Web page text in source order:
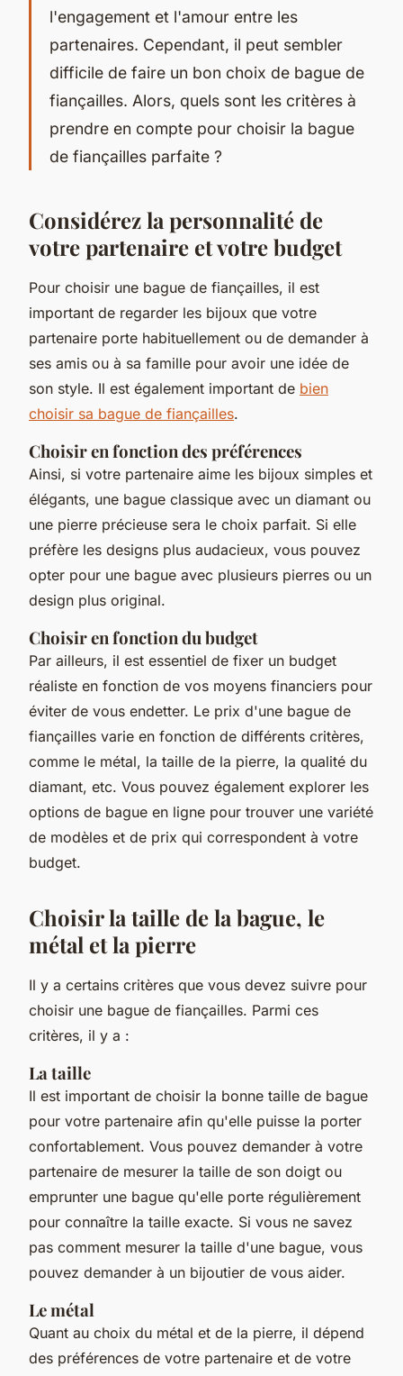
l'engagement et l'amour entre les
partenaires. Cependant, il peut sembler
difficile de faire un bon choix de bague de
fiançailles. Alors, quels sont les critères à
prendre en compte pour choisir la bague
de fiançailles parfaite ?
Considérez la personnalité de
votre partenaire et votre budget
Pour choisir une bague de fiançailles, il est
important de regarder les bijoux que votre
partenaire porte habituellement ou de demander à
ses amis ou à sa famille pour avoir une idée de
son style. Il est également important de bien
choisir sa bague de fiançailles.
Choisir en fonction des préférences
Ainsi, si votre partenaire aime les bijoux simples et
élégants, une bague classique avec un diamant ou
une pierre précieuse sera le choix parfait. Si elle
préfère les designs plus audacieux, vous pouvez
opter pour une bague avec plusieurs pierres ou un
design plus original.
Choisir en fonction du budget
Par ailleurs, il est essentiel de fixer un budget
réaliste en fonction de vos moyens financiers pour
éviter de vous endetter. Le prix d'une bague de
fiançailles varie en fonction de différents critères,
comme le métal, la taille de la pierre, la qualité du
diamant, etc. Vous pouvez également explorer les
options de bague en ligne pour trouver une variété
de modèles et de prix qui correspondent à votre
budget.
Choisir la taille de la bague, le
métal et la pierre
Il y a certains critères que vous devez suivre pour
choisir une bague de fiançailles. Parmi ces
critères, il y a :
La taille
Il est important de choisir la bonne taille de bague
pour votre partenaire afin qu'elle puisse la porter
confortablement. Vous pouvez demander à votre
partenaire de mesurer la taille de son doigt ou
emprunter une bague qu'elle porte régulièrement
pour connaître la taille exacte. Si vous ne savez
pas comment mesurer la taille d'une bague, vous
pouvez demander à un bijoutier de vous aider.
Le métal
Quant au choix du métal et de la pierre, il dépend
des préférences de votre partenaire et de votre